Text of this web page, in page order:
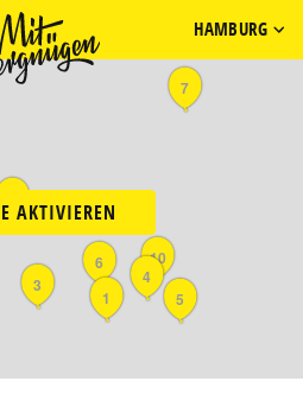
HAMBURG
AKTIVIEREN
4
7
10
6
1
5
3